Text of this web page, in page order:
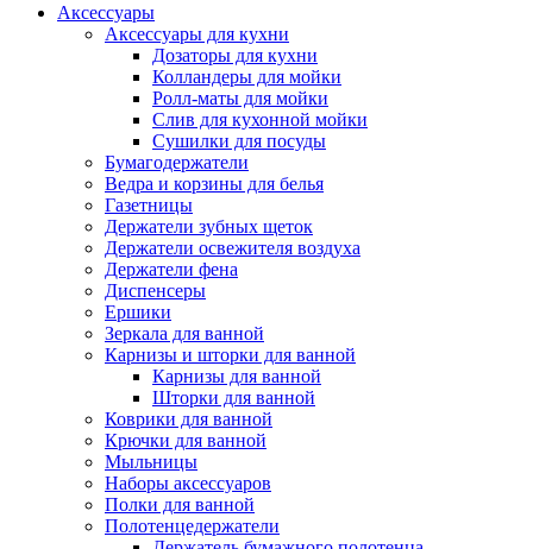
Аксессуары
Аксессуары для кухни
Дозаторы для кухни
Колландеры для мойки
Ролл-маты для мойки
Слив для кухонной мойки
Сушилки для посуды
Бумагодержатели
Ведра и корзины для белья
Газетницы
Держатели зубных щеток
Держатели освежителя воздуха
Держатели фена
Диспенсеры
Ершики
Зеркала для ванной
Карнизы и шторки для ванной
Карнизы для ванной
Шторки для ванной
Коврики для ванной
Крючки для ванной
Мыльницы
Наборы аксессуаров
Полки для ванной
Полотенцедержатели